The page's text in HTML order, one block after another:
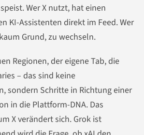
Wer X nutzt, hat einen
KI-Assistenten direkt im Feed. Wer
Grund, zu wechseln.
Regionen, der eigene Tab, die
– das sind keine
sondern Schritte in Richtung einer
in die Plattform-DNA. Das
X verändert sich. Grok ist